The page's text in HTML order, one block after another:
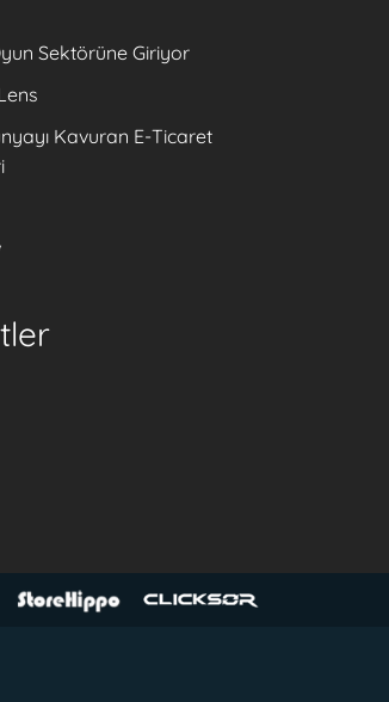
Sektörüne Giriyor
Kavuran E-Ticaret